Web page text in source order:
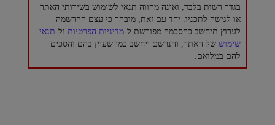
בגדר רשות בלבד, ואינה מהווה תנאי לשימוש בשירותי האתר
או לגישה לתכניו. יחד עם זאת, מובהר כי עצם ההרשמה
לערוץ תיחשב כהסכמה מפורשת ל-מדיניות הפרטיות ול-תנאי
שימוש של האתר, והנרשם ייחשב כמי שעיין בהם והסכים
להם במלואם.